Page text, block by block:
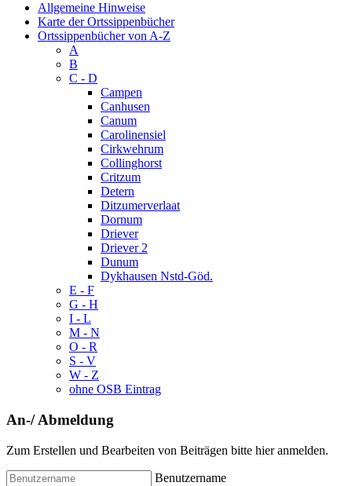
Allgemeine Hinweise
Karte der Ortssippenbücher
Ortssippenbücher von A-Z
A
B
C - D
Campen
Canhusen
Canum
Carolinensiel
Cirkwehrum
Collinghorst
Critzum
Detern
Ditzumerverlaat
Dornum
Driever
Driever 2
Dunum
Dykhausen Nstd-Göd.
E - F
G - H
I - L
M - N
O - R
S - V
W - Z
ohne OSB Eintrag
An-/ Abmeldung
Zum Erstellen und Bearbeiten von Beiträgen bitte hier anmelden.
Benutzername